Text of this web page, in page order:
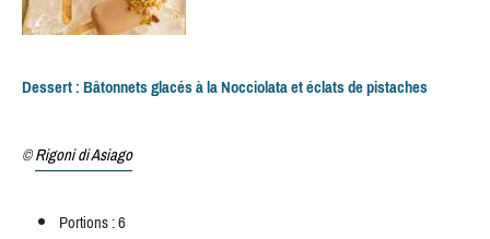
Dessert : Bâtonnets glacés à la Nocciolata et éclats de pistaches
©Rigoni di Asiago
Portions : 6